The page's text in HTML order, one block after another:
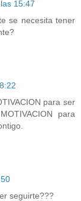
15:47
se necesita tener
para ser
para
seguirte???